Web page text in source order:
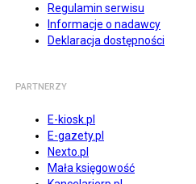
Regulamin serwisu
Informacje o nadawcy
Deklaracja dostępności
PARTNERZY
E-kiosk.pl
E-gazety.pl
Nexto.pl
Mała księgowość